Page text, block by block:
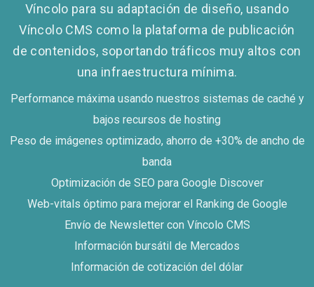
Víncolo para su adaptación de diseño, usando
Víncolo CMS como la plataforma de publicación
de contenidos, soportando tráficos muy altos con
una infraestructura mínima.
Performance máxima usando nuestros sistemas de caché y
bajos recursos de hosting
Peso de imágenes optimizado, ahorro de +30% de ancho de
banda
Optimización de SEO para Google Discover
Web-vitals óptimo para mejorar el Ranking de Google
Envío de Newsletter con Víncolo CMS
Información bursátil de Mercados
Información de cotización del dólar